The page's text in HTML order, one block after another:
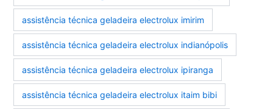
assistência técnica geladeira electrolux imirim
assistência técnica geladeira electrolux indianópolis
assistência técnica geladeira electrolux ipiranga
assistência técnica geladeira electrolux itaim bibi